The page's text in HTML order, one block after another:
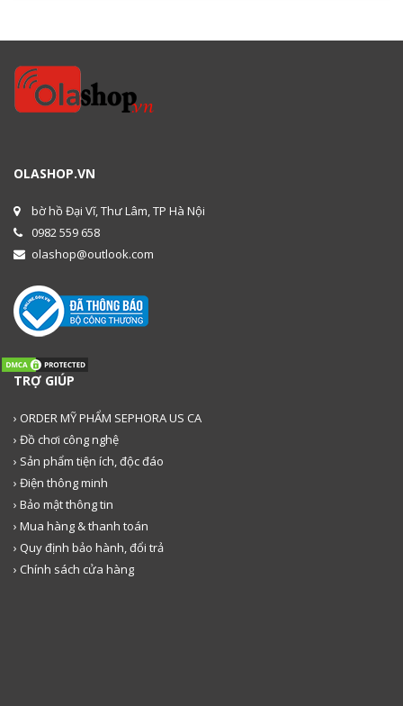
OLASHOP.VN
bờ hồ Đại Vĩ, Thư Lâm, TP Hà Nội
0982 559 658
olashop@outlook.com
TRỢ GIÚP
› ORDER MỸ PHẨM SEPHORA US CA
› Đồ chơi công nghệ
› Sản phẩm tiện ích, độc đáo
› Điện thông minh
› Bảo mật thông tin
› Mua hàng & thanh toán
› Quy định bảo hành, đổi trả
› Chính sách cửa hàng